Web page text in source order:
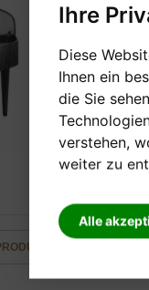
Ihre
Diese
Ihnen ein
die Sie
verstehen,
weiter zu
Alle
-/+